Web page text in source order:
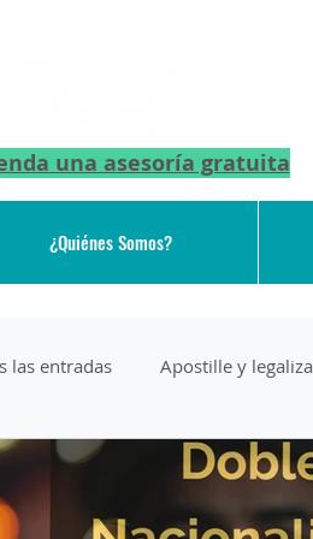
¿Quiénes Somos?
una asesoría gratuita
las entradas Apostille y
DEPORTACION DE AEROPUERTO